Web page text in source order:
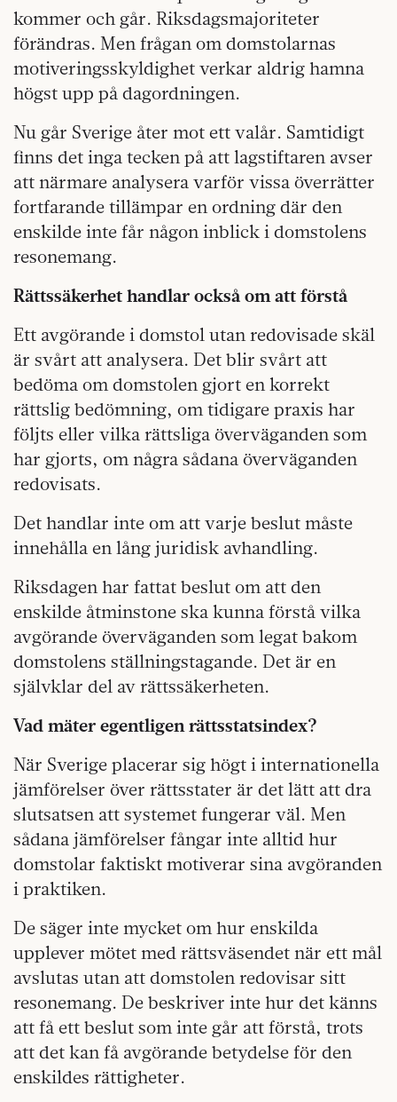
kommer och går. Riksdagsmajoriteter
förändras. Men frågan om domstolarnas
motiveringsskyldighet verkar aldrig hamna
högst upp på dagordningen.
Nu går Sverige åter mot ett valår. Samtidigt
finns det inga tecken på att lagstiftaren avser
att närmare analysera varför vissa överrätter
fortfarande tillämpar en ordning där den
enskilde inte får någon inblick i domstolens
resonemang.
Rättssäkerhet handlar också om att förstå
Ett avgörande i domstol utan redovisade skäl
är svårt att analysera. Det blir svårt att
bedöma om domstolen gjort en korrekt
rättslig bedömning, om tidigare praxis har
följts eller vilka rättsliga överväganden som
har gjorts, om några sådana överväganden
redovisats.
Det handlar inte om att varje beslut måste
innehålla en lång juridisk avhandling.
Riksdagen har fattat beslut om att den
enskilde åtminstone ska kunna förstå vilka
avgörande överväganden som legat bakom
domstolens ställningstagande. Det är en
självklar del av rättssäkerheten.
Vad mäter egentligen rättsstatsindex?
När Sverige placerar sig högt i internationella
jämförelser över rättsstater är det lätt att dra
slutsatsen att systemet fungerar väl. Men
sådana jämförelser fångar inte alltid hur
domstolar faktiskt motiverar sina avgöranden
i praktiken.
De säger inte mycket om hur enskilda
upplever mötet med rättsväsendet när ett mål
avslutas utan att domstolen redovisar sitt
resonemang. De beskriver inte hur det känns
att få ett beslut som inte går att förstå, trots
att det kan få avgörande betydelse för den
enskildes rättigheter.